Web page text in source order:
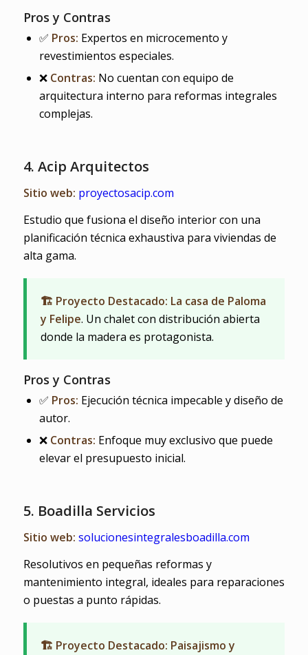
Pros y Contras
✅ Pros: Expertos en microcemento y
revestimientos especiales.
❌ Contras: No cuentan con equipo de
arquitectura interno para reformas integrales
complejas.
4. Acip Arquitectos
Sitio web: proyectosacip.com
Estudio que fusiona el diseño interior con una
planificación técnica exhaustiva para viviendas de
alta gama.
🏗️ Proyecto Destacado: La casa de Paloma
y Felipe. Un chalet con distribución abierta
donde la madera es protagonista.
Pros y Contras
✅ Pros: Ejecución técnica impecable y diseño de
autor.
❌ Contras: Enfoque muy exclusivo que puede
elevar el presupuesto inicial.
5. Boadilla Servicios
Sitio web: solucionesintegralesboadilla.com
Resolutivos en pequeñas reformas y
mantenimiento integral, ideales para reparaciones
o puestas a punto rápidas.
🏗️ Proyecto Destacado: Paisajismo y